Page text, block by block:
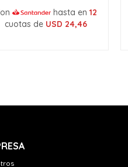
hasta en 12
cuotas de USD 24,46